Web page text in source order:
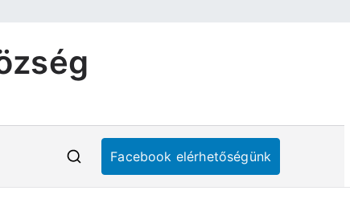
Facebook elérhetőségünk